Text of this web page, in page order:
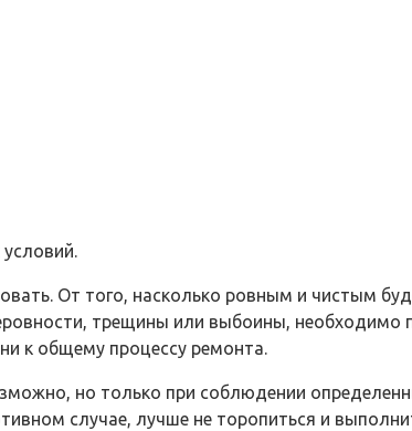
От того, насколько ровным и чистым
трещины или выбоины,
к общему процессу ремонта.
но только при соблюдении
случае, лучше не торопиться и